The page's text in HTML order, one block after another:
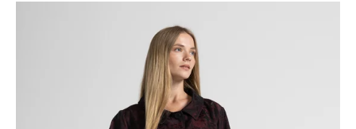
BOXY
FANTASIA
FLOREALE